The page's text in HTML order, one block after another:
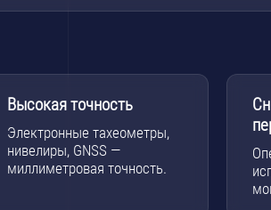
Высокая точность
Электронные тахеометры,
нивелиры, GNSS —
миллиметровая точность.